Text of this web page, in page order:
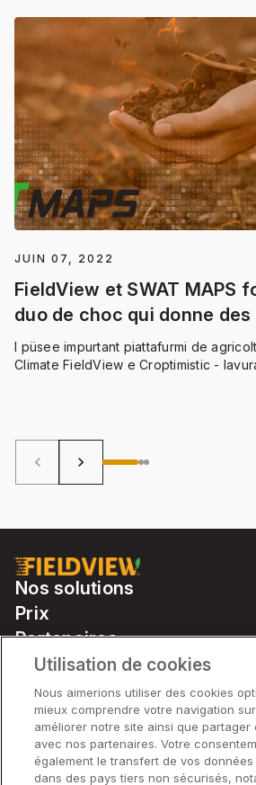
JUIN 07, 2022
FieldView et SWAT MAPS
duo de choc qui donne
époustouflants
I püsee impurtant piattafurmi de
Climate FieldView e Croptimistic -
keyboard_arrow_left keyboard_arrow_right
Nos solutions
Prix
Partenaires
Notre matériel
Soutien
Solutions
Utilisation de cookies
Nous aimerions utiliser des cookies
mieux comprendre votre navigation
améliorer notre site ainsi que partager
avec nos partenaires. Votre
également le transfert de vos
dans des pays tiers non sécurisés,